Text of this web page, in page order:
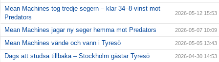
Mean Machines tog tredje segern – klar 34–8-vinst mot
Predators
2026-05-12 15:53
Mean Machines jagar ny seger hemma mot Predators 2026-05-07 10:09
Mean Machines vände och vann i Tyresö 2026-05-05 13:43
Dags att studsa tillbaka – Stockholm gästar Tyresö 2026-04-30 14:53